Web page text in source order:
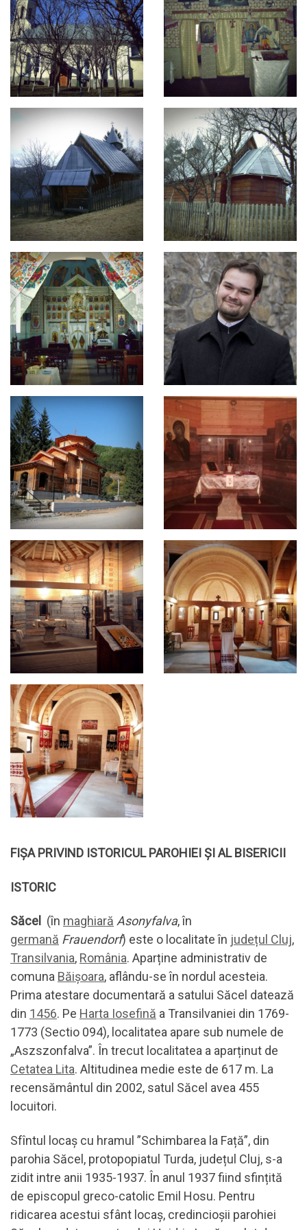
FIȘA PRIVIND ISTORICUL PAROHIEI ȘI AL BISERICII
ISTORIC
Săcel (în maghiară Asonyfalva, în
germană Frauendorf) este o localitate în județul Cluj,
Transilvania, România. Aparține administrativ de
comuna Băișoara, aflându-se în nordul acesteia.
Prima atestare documentară a satului Săcel datează
din 1456. Pe Harta Iosefină a Transilvaniei din 1769-
1773 (Sectio 094), localitatea apare sub numele de
„Aszszonfalva”. În trecut localitatea a aparținut de
Cetatea Lita. Altitudinea medie este de 617 m. La
recensământul din 2002, satul Săcel avea 455
locuitori.
Sfîntul locaș cu hramul ”Schimbarea la Față”, din
parohia Săcel, protopopiatul Turda, județul Cluj, s-a
zidit intre anii 1935-1937. În anul 1937 fiind sfințită
de episcopul greco-catolic Emil Hosu. Pentru
ridicarea acestui sfânt locaș, credincioșii parohiei